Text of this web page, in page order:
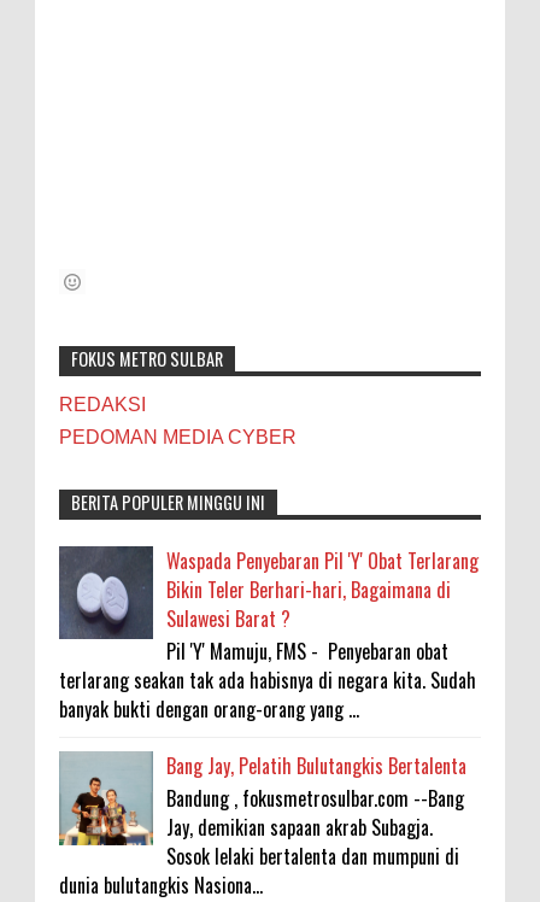
FOKUS METRO SULBAR
REDAKSI
PEDOMAN MEDIA CYBER
BERITA POPULER MINGGU INI
Waspada Penyebaran Pil 'Y' Obat Terlarang
Bikin Teler Berhari-hari, Bagaimana di
Sulawesi Barat ?
Pil 'Y' Mamuju, FMS - Penyebaran obat
terlarang seakan tak ada habisnya di negara kita. Sudah
banyak bukti dengan orang-orang yang ...
Bang Jay, Pelatih Bulutangkis Bertalenta
Bandung , fokusmetrosulbar.com --Bang
Jay, demikian sapaan akrab Subagja.
Sosok lelaki bertalenta dan mumpuni di
dunia bulutangkis Nasiona...